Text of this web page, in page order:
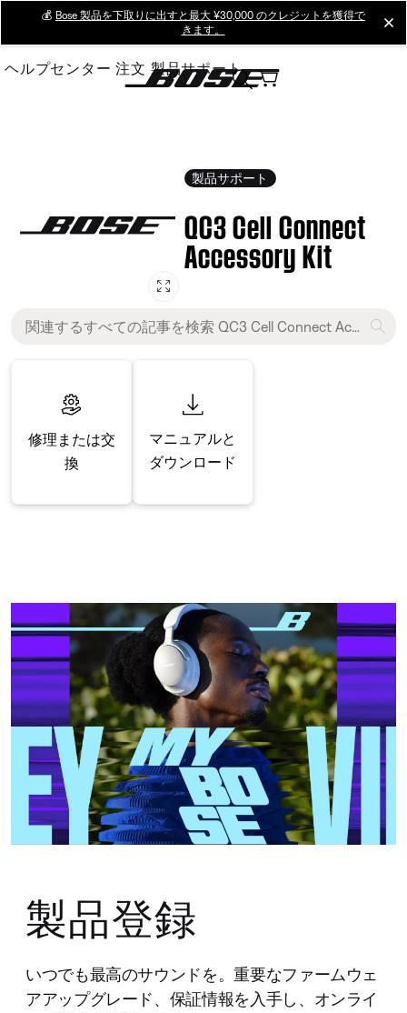
Main
💰 Bose 製品を下取りに出すと最大 ¥30,000 のクレジットを獲得で
きます。
ヘルプセンター 注文 製品サポート
製品サポート
QC3 Cell Connect
Accessory Kit
修理または交
換
マニュアルと
ダウンロード
製品登録
いつでも最高のサウンドを。重要なファームウェ
アアップグレード、保証情報を入手し、オンライ